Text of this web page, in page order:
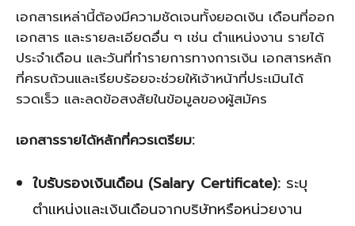
เอกสารเหล่านี้ต้องมีความชัดเจนทั้งยอดเงิน เดือนที่ออก
เอกสาร และรายละเอียดอื่น ๆ เช่น ตำแหน่งงาน รายได้
ประจำเดือน และวันที่ทำรายการทางการเงิน เอกสารหลัก
ที่ครบถ้วนและเรียบร้อยจะช่วยให้เจ้าหน้าที่ประเมินได้
รวดเร็ว และลดข้อสงสัยในข้อมูลของผู้สมัคร
เอกสารรายได้หลักที่ควรเตรียม:
ใบรับรองเงินเดือน (Salary Certificate): ระบุ
ตำแหน่งและเงินเดือนจากบริษัทหรือหน่วยงาน